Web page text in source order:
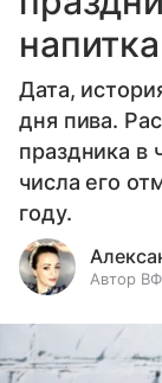
напитка
Дата,
дня пива.
праздника в
числа его
году.
Автор